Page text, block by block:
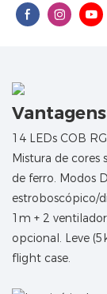
14 LEDs COB
Mistura de cores
de ferro. Modos
estroboscópico/
1m + 2
opcional. Leve
flight case.